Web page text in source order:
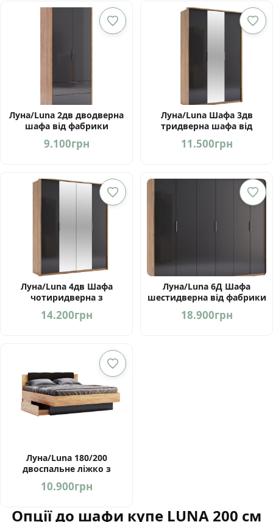
Луна/Luna 2дв дводверна
шафа від фабрики
9.100грн
Луна/Luna Шафа 3дв
тридверна шафа від
11.500грн
Луна/Luna 4дв Шафа
чотиридверна з
МироМарк
14.200грн
Луна/Luna 6Д Шафа
шестидверна від фабрики
18.900грн
Луна/Luna 180/200
двоспальне ліжко з
МіроМарк
10.900грн
Опції до шафи купе LUNA 200 см